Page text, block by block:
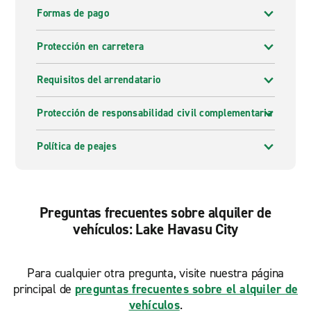
Formas de pago
Protección en carretera
Requisitos del arrendatario
Protección de responsabilidad civil complementaria
Política de peajes
Preguntas frecuentes sobre alquiler de
vehículos: Lake Havasu City
Para cualquier otra pregunta, visite nuestra página
principal de preguntas frecuentes sobre el alquiler de
vehículos.